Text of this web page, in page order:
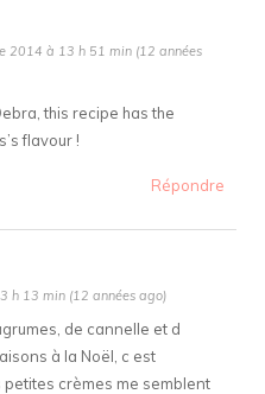
2014 à 13 h 51 min (12 années
this recipe has the
flavour !
Répondre
h 13 min (12 années ago)
de cannelle et d
à la Noël, c est
petites crèmes me semblent